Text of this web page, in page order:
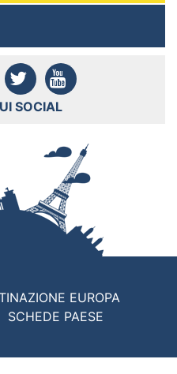
SOCIAL
EUROPA
SCHEDE PAESE